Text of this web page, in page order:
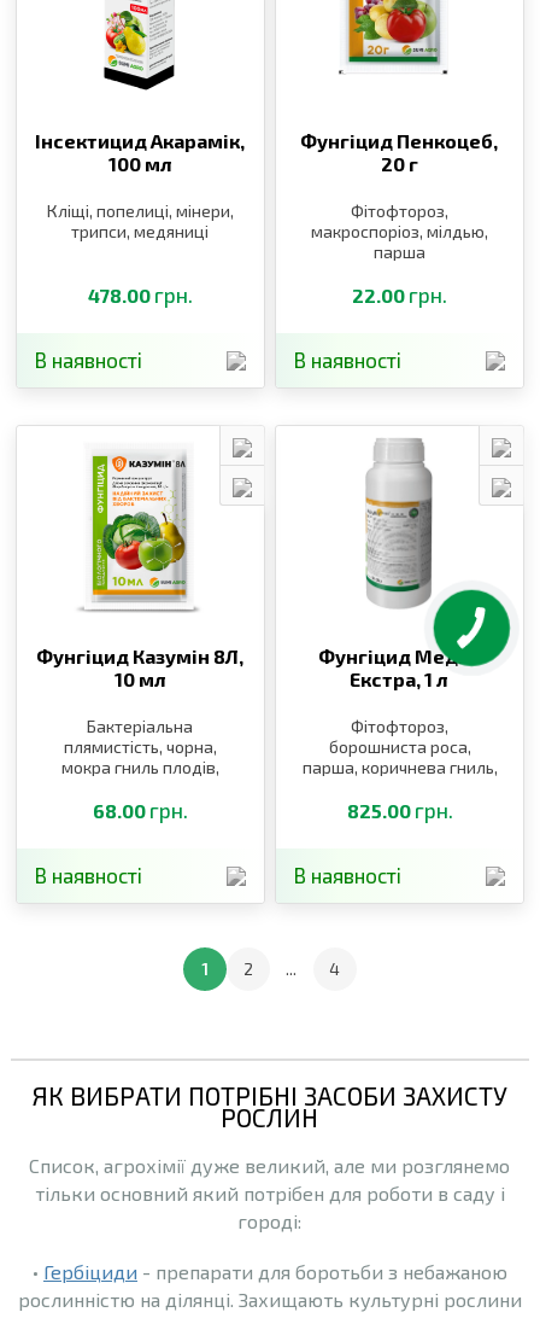
Інсектицид Акарамік,
100 мл
Кліщі, попелиці, мінери,
трипси, медяниці
478.00 грн.
В наявності
Фунгіцид Пенкоцеб,
20 г
Фітофтороз,
макроспоріоз, мілдью,
парша
22.00 грн.
В наявності
Фунгіцид Казумін 8Л,
10 мл
Бактеріальна
плямистість, чорна,
мокра гниль плодів,
бактеріальні
захворювання, парша
68.00 грн.
В наявності
Фунгіцид Медян
Екстра,1 л
Фітофтороз,
борошниста роса,
парша, коричнева гниль,
бактеріальний опік,
кучерявість,
825.00 грн.
В наявності
1 2 ... 4
ЯК ВИБРАТИ ПОТРІБНІ ЗАСОБИ ЗАХИСТУ
РОСЛИН
Список, агрохімії дуже великий, але ми розглянемо
тільки основний який потрібен для роботи в саду і
городі:
• Гербіциди - препарати для боротьби з небажаною
рослинністю на ділянці. Захищають культурні рослини